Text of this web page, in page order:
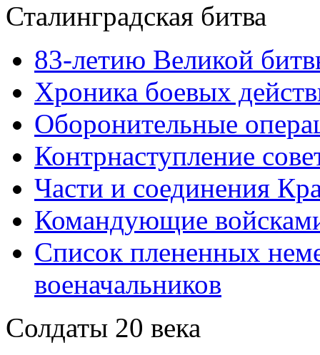
Сталинградская битва
83-летию Великой
Хроника боевых
Оборонительные
Контрнаступление
Части и соединения
Командующие
Список плененных
военачальников
Солдаты 20 века